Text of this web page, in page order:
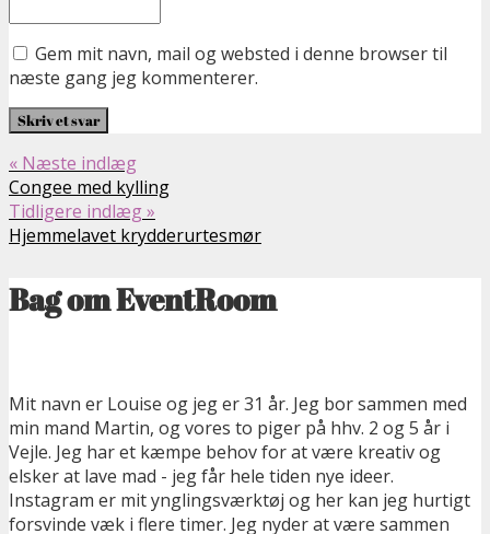
Gem mit navn, mail og websted i denne browser til
næste gang jeg kommenterer.
« Næste indlæg
Congee med kylling
Tidligere indlæg »
Hjemmelavet krydderurtesmør
Bag om EventRoom
Mit navn er Louise og jeg er 31 år. Jeg bor sammen med
min mand Martin, og vores to piger på hhv. 2 og 5 år i
Vejle. Jeg har et kæmpe behov for at være kreativ og
elsker at lave mad - jeg får hele tiden nye ideer.
Instagram er mit ynglingsværktøj og her kan jeg hurtigt
forsvinde væk i flere timer. Jeg nyder at være sammen